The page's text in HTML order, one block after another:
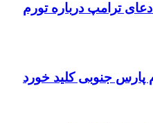
ترامپ درباره تورم
پارس جنوبی کلید خورد